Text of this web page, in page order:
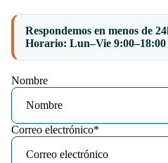
Respondemos en menos de
Horario: Lun–Vie 9:00–18:00
Nombre
Correo electrónico*